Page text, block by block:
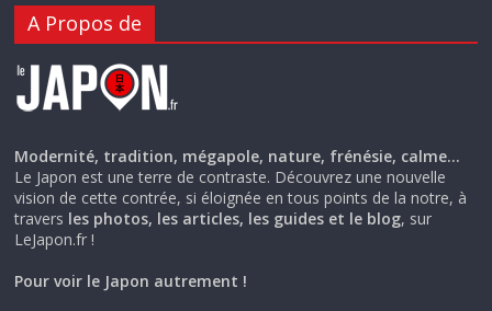
A Propos de
Modernité, tradition, mégapole, nature, frénésie, calme…
Le Japon est une terre de contraste. Découvrez une nouvelle
vision de cette contrée, si éloignée en tous points de la notre, à
travers les photos, les articles, les guides et le blog, sur
LeJapon.fr !
Pour voir le Japon autrement !